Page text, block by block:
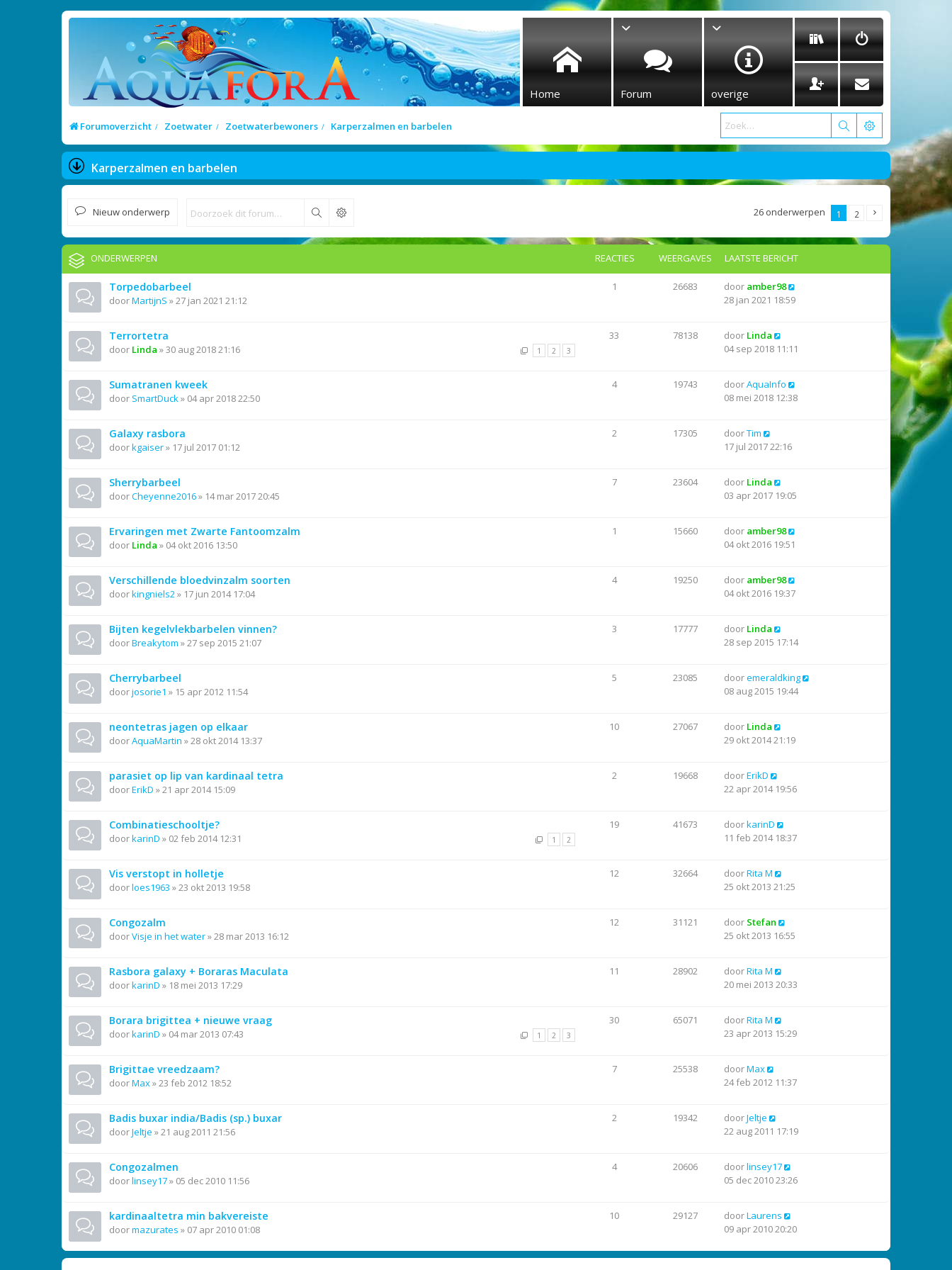
Home Forum overige
Forumoverzicht Zoetwater Zoetwaterbewoners Karperzalmen en barbelen
Karperzalmen en barbelen
Nieuw onderwerp Zoek 26 onderwerpen 1 2
ONDERWERPEN REACTIES WEERGAVES LAATSTE BERICHT
Torpedobarbeel
doorMartijnS »27 jan 2021 21:12
1 26683 door amber98
28 jan 2021 18:59
Terrortetra
door Linda »30 aug 2018 21:16 1 2 3
33 78138 door Linda
04 sep 2018 11:11
Sumatranen kweek
door SmartDuck» 04 apr 2018 22:50
4 19743 doorAquaInfo
08 mei 2018 12:38
Galaxy rasbora
doorkgaiser» 17 jul 2017 01:12
2 17305 doorTim
17 jul 2017 22:16
Sherrybarbeel
doorCheyenne2016» 14 mar 2017 20:45
7 23604 door Linda
03 apr 2017 19:05
Ervaringen met Zwarte Fantoomzalm
door Linda » 04 okt 2016 13:50
1 15660 door amber98
04 okt 2016 19:51
Verschillende bloedvinzalm soorten
doorkingniels2» 17 jun 2014 17:04
4 19250 door amber98
04 okt 2016 19:37
Bijten kegelvlekbarbelen vinnen?
doorBreakytom »27 sep 2015 21:07
3 17777 door Linda
28 sep 2015 17:14
Cherrybarbeel
doorjosorie1 » 15 apr 2012 11:54
5 23085 dooremeraldking
08 aug 2015 19:44
neontetras jagen op elkaar
doorAquaMartin »28 okt 2014 13:37
10 27067 door Linda
29 okt 2014 21:19
parasiet op lip van kardinaal tetra
doorErikD »21 apr 2014 15:09
2 19668 doorErikD
22 apr 2014 19:56
Combinatieschooltje?
doorkarinD » 02 feb 2014 12:31 1 2
19 41673 doorkarinD
11 feb 2014 18:37
Vis verstopt in holletje
doorloes1963 »23 okt 2013 19:58
12 32664 doorRita M
25 okt 2013 21:25
Congozalm
doorVisje in het water»28 mar 2013 16:12
12 31121 door Stefan
25 okt 2013 16:55
Rasbora galaxy + Boraras Maculata
doorkarinD » 18 mei 2013 17:29
11 28902 doorRita M
20 mei 2013 20:33
Borara brigittea + nieuwe vraag
doorkarinD » 04 mar 2013 07:43 1 2 3
30 65071 doorRita M
23 apr 2013 15:29
Brigittae vreedzaam?
doorMax»23 feb 2012 18:52
7 25538 doorMax
24 feb 2012 11:37
Badis buxar india/Badis (sp.) buxar
doorJeltje »21 aug 2011 21:56
2 19342 doorJeltje
22 aug 2011 17:19
Congozalmen
doorlinsey17» 05 dec 2010 11:56
4 20606 doorlinsey17
05 dec 2010 23:26
kardinaaltetra min bakvereiste
doormazurates » 07 apr 2010 01:08
10 29127 doorLaurens
09 apr 2010 20:20